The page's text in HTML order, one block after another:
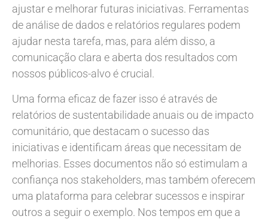
ajustar e melhorar futuras iniciativas. Ferramentas
de análise de dados e relatórios regulares podem
ajudar nesta tarefa, mas, para além disso, a
comunicação clara e aberta dos resultados com
nossos públicos-alvo é crucial.
Uma forma eficaz de fazer isso é através de
relatórios de sustentabilidade anuais ou de impacto
comunitário, que destacam o sucesso das
iniciativas e identificam áreas que necessitam de
melhorias. Esses documentos não só estimulam a
confiança nos stakeholders, mas também oferecem
uma plataforma para celebrar sucessos e inspirar
outros a seguir o exemplo. Nos tempos em que a